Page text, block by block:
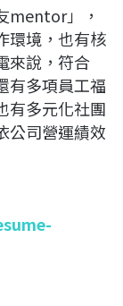
mentor」，
環境，也有核
來說，符合
有多項員工福
有多元化社團
公司營運績效